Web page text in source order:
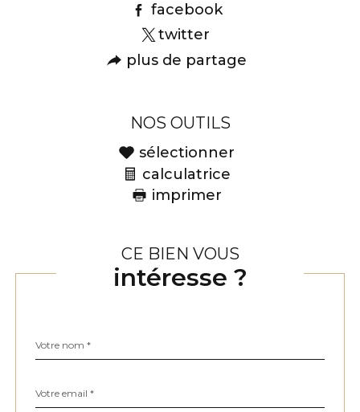
facebook
twitter
plus de partage
NOS OUTILS
sélectionner
calculatrice
imprimer
CE BIEN VOUS
intéresse ?
par
*
*